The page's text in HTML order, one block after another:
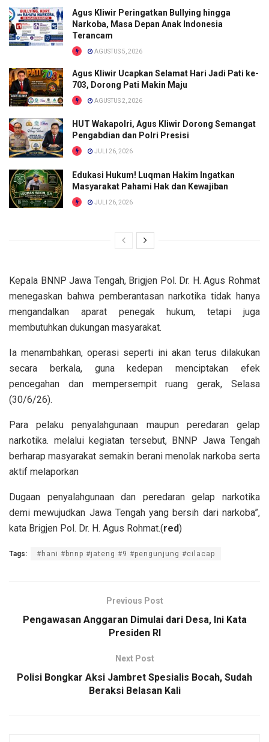
Agus Kliwir Peringatkan Bullying hingga
Narkoba, Masa Depan Anak Indonesia
Terancam
AGUSTUS 5, 2026
Agus Kliwir Ucapkan Selamat Hari Jadi Pati ke-
703, Dorong Pati Makin Maju
AGUSTUS 2, 2026
HUT Wakapolri, Agus Kliwir Dorong Semangat
Pengabdian dan Polri Presisi
JULI 26, 2026
Edukasi Hukum! Luqman Hakim Ingatkan
Masyarakat Pahami Hak dan Kewajiban
JULI 26, 2026
Kepala BNNP Jawa Tengah, Brigjen Pol. Dr. H. Agus Rohmat
menegaskan bahwa pemberantasan narkotika tidak hanya
mengandalkan aparat penegak hukum, tetapi juga
membutuhkan dukungan masyarakat.
Ia menambahkan, operasi seperti ini akan terus dilakukan
secara berkala, guna kedepan menciptakan efek
pencegahan dan mempersempit ruang gerak, Selasa
(30/6/26).
Para pelaku penyalahgunaan maupun peredaran gelap
narkotika. melalui kegiatan tersebut, BNNP Jawa Tengah
berharap masyarakat semakin berani menolak narkoba serta
aktif melaporkan
Dugaan penyalahgunaan dan peredaran gelap narkotika
demi mewujudkan Jawa Tengah yang bersih dari narkoba”,
kata Brigjen Pol. Dr. H. Agus Rohmat.(red)
Tags: #hani #bnnp #jateng #9 #pengunjung #cilacap
Previous Post
Pengawasan Anggaran Dimulai dari Desa, Ini Kata
Presiden RI
Next Post
Polisi Bongkar Aksi Jambret Spesialis Bocah, Sudah
Beraksi Belasan Kali